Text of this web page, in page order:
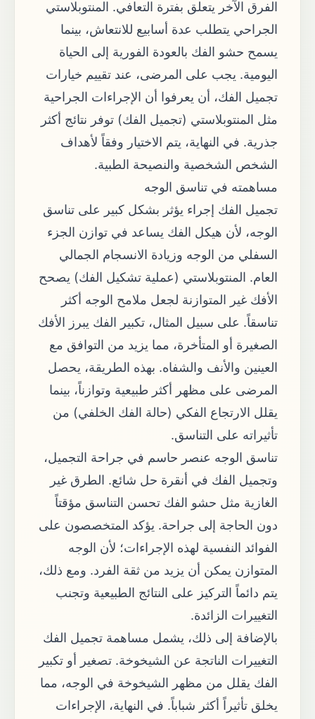
الفرق الآخر يتعلق بفترة التعافي. المنتوبلاستي
الجراحي يتطلب عدة أسابيع للانتعاش، بينما
يسمح حشو الفك بالعودة الفورية إلى الحياة
اليومية. يجب على المرضى، عند تقييم خيارات
تجميل الفك، أن يعرفوا أن الإجراءات الجراحية
مثل المنتوبلاستي (تجميل الفك) توفر نتائج أكثر
جذرية. في النهاية، يتم الاختيار وفقاً لأهداف
الشخص الشخصية والنصيحة الطبية.
مساهمته في تناسق الوجه
تجميل الفك إجراء يؤثر بشكل كبير على تناسق
الوجه، لأن هيكل الفك يساعد في توازن الجزء
السفلي من الوجه وزيادة الانسجام الجمالي
العام. المنتوبلاستي (عملية تشكيل الفك) يصحح
الأفك غير المتوازنة لجعل ملامح الوجه أكثر
تناسقاً. على سبيل المثال، تكبير الفك يبرز الأفك
الصغيرة أو المتأخرة، مما يزيد من التوافق مع
العينين والأنف والشفاه. بهذه الطريقة، يحصل
المرضى على مظهر أكثر طبيعية وتوازناً، بينما
يقلل الارتجاع الفكي (حالة الفك الخلفي) من
تأثيراته على التناسق.
تناسق الوجه عنصر حاسم في جراحة التجميل،
وتجميل الفك في أنقرة حل شائع. الطرق غير
الغازية مثل حشو الفك تحسن التناسق مؤقتاً
دون الحاجة إلى جراحة. يؤكد المتخصصون على
الفوائد النفسية لهذه الإجراءات؛ لأن الوجه
المتوازن يمكن أن يزيد من ثقة الفرد. ومع ذلك،
يتم دائماً التركيز على النتائج الطبيعية وتجنب
التغييرات الزائدة.
بالإضافة إلى ذلك، يشمل مساهمة تجميل الفك
التغييرات الناتجة عن الشيخوخة. تصغير أو تكبير
الفك يقلل من مظهر الشيخوخة في الوجه، مما
يخلق تأثيراً أكثر شباباً. في النهاية، الإجراءات